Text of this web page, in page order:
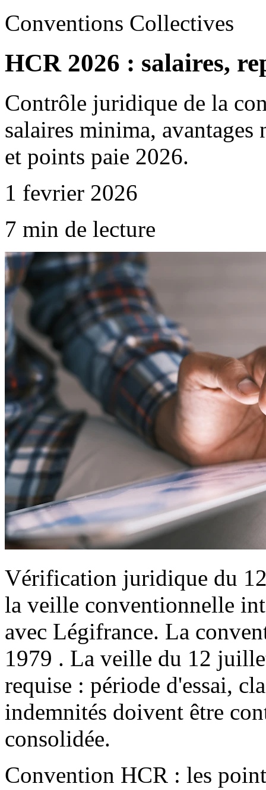
Conventions Collectives
HCR 2026 : salaires,
Contrôle juridique de la
salaires minima,
et points paie 2026.
1 fevrier 2026
7 min de lecture
Vérification juridique du
la veille conventionnelle
avec Légifrance. La
1979 . La veille du 12
requise : période d'essai,
indemnités doivent être
consolidée.
Convention HCR : les